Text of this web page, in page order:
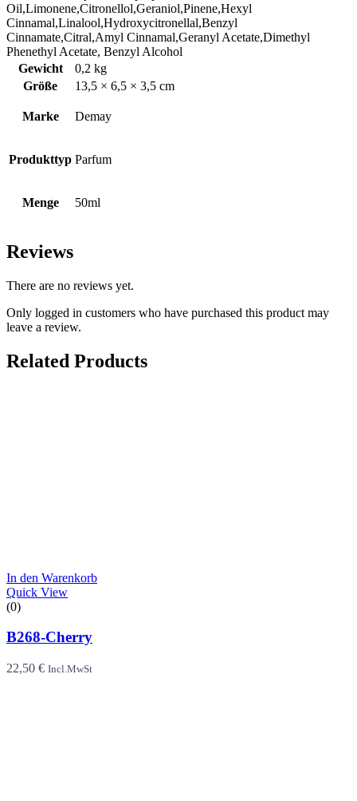
Oil,Limonene,Citronellol,Geraniol,Pinene,Hexyl
Cinnamal,Linalool,Hydroxycitronellal,Benzyl
Cinnamate,Citral,Amyl Cinnamal,Geranyl Acetate,Dimethyl
Phenethyl Acetate, Benzyl Alcohol
Gewicht
0,2 kg
Größe
13,5 × 6,5 × 3,5 cm
Marke Demay
Produkttyp Parfum
Menge 50ml
Reviews
There are no reviews yet.
Only logged in customers who have purchased this product may
leave a review.
Related Products
In den Warenkorb
Quick View
(0)
B268-Cherry
22,50 € Incl.MwSt